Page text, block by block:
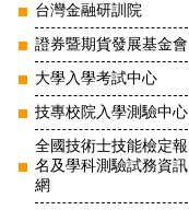
台灣金融研訓院
證券暨期貨發展基金會
大學入學考試中心
技專校院入學測驗中心
全國技術士技能檢定報
名及學科測驗試務資訊
網